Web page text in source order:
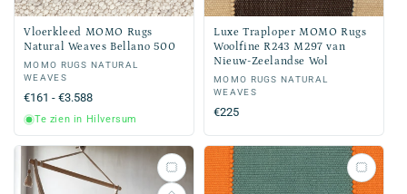
Vloerkleed MOMO Rugs
Natural Weaves Bellano 500
Verkoper:
MOMO RUGS NATURAL
WEAVES
Normale
prijs
€161 - €3.588
Te zien in Hilversum
Luxe Traploper MOMO Rugs
Woolfine R243 M297 van
Nieuw-Zeelandse Wol
Verkoper:
MOMO RUGS NATURAL
WEAVES
Normale
€225